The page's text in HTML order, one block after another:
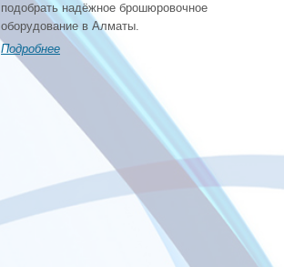
подобрать надёжное брошюровочное
оборудование в Алматы.
Подробнее